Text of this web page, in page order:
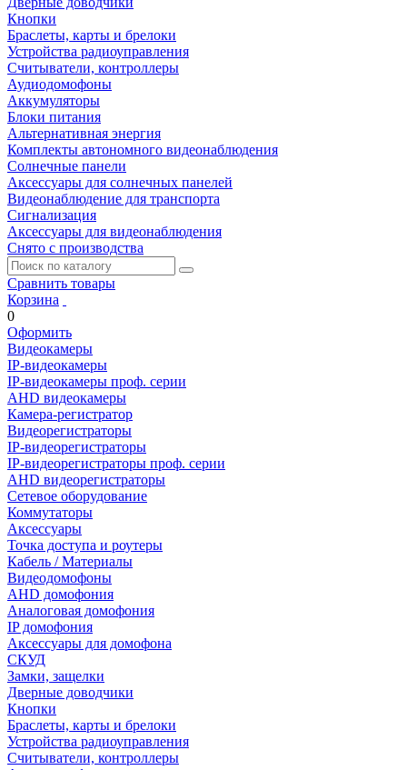
Кнопки
Браслеты, карты и брелоки
Устройства радиоуправления
Считыватели, контроллеры
Аудиодомофоны
Аккумуляторы
Блоки питания
Альтернативная энергия
Комплекты автономного видеонаблюдения
Солнечные панели
Аксессуары для солнечных панелей
Видеонаблюдение для транспорта
Сигнализация
Аксессуары для видеонаблюдения
Снято с производства
Сравнить товары
Корзина
0
Оформить
Видеокамеры
IP-видеокамеры
IP-видеокамеры проф. серии
AHD видеокамеры
Камера-регистратор
Видеорегистраторы
IP-видеорегистраторы
IP-видеорегистраторы проф. серии
AHD видеорегистраторы
Сетевое оборудование
Коммутаторы
Аксессуары
Точка доступа и роутеры
Кабель / Материалы
Видеодомофоны
AHD домофония
Аналоговая домофония
IP домофония
Аксессуары для домофона
СКУД
Замки, защелки
Дверные доводчики
Кнопки
Браслеты, карты и брелоки
Устройства радиоуправления
Считыватели, контроллеры